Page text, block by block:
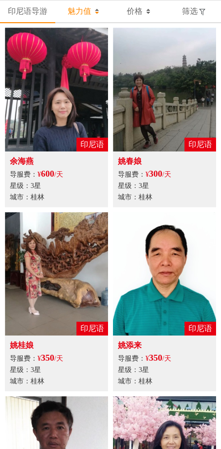
印尼语导游 魅力值 价格 筛选
印尼语
余海燕
导服费： ¥600/天
星级：3星
城市：桂林
印尼语
姚春娘
导服费： ¥300/天
星级：3星
城市：桂林
印尼语
姚桂娘
导服费： ¥350/天
星级：3星
城市：桂林
印尼语
姚添来
导服费： ¥350/天
星级：3星
城市：桂林